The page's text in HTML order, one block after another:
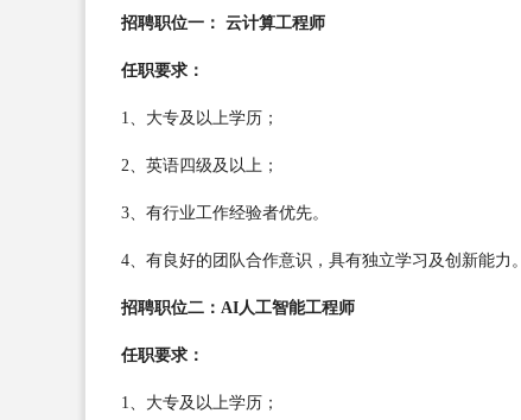
招聘职位一： 云计算工程师
任职要求：
1、大专及以上学历；
2、英语四级及以上；
3、有行业工作经验者优先。
4、有良好的团队合作意识，具有独立学习及创新能力。
招聘职位二：AI人工智能工程师
任职要求：
1、大专及以上学历；